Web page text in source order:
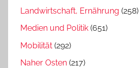
Landwirtschaft, Ernährung (258)
Medien und Politik (651)
Mobilität (292)
Naher Osten (217)